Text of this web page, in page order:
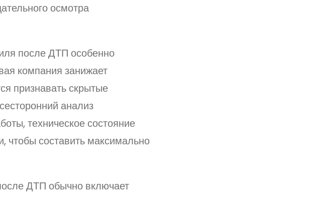
осмотра
после ДТП особенно
компания занижает
признавать скрытые
анализ
техническое состояние
чтобы составить максимально
ДТП обычно включает